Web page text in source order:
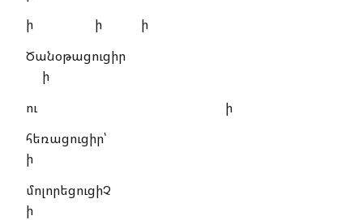
ի ի ի
Ծանօթացուցիր
ի
ու ի
հեռացուցիր՝
ի
մոլորեցուցիՉ
ի